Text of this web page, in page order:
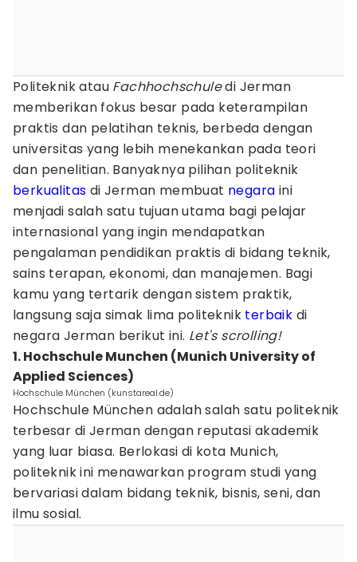
Politeknik atau Fachhochschuledi Jerman
memberikan fokus besar pada keterampilan
praktis dan pelatihan teknis, berbeda dengan
universitas yang lebih menekankan pada teori
dan penelitian. Banyaknya pilihan politeknik
berkualitas di Jerman membuat negara ini
menjadi salah satu tujuan utama bagi pelajar
internasional yang ingin mendapatkan
pengalaman pendidikan praktis di bidang teknik,
sains terapan, ekonomi, dan manajemen. Bagi
kamu yang tertarik dengan sistem praktik,
langsung saja simak lima politeknik terbaik di
negara Jerman berikut ini. Let's scrolling!
1. Hochschule Munchen (Munich University of
Applied Sciences)
Hochschule München (kunstareal.de)
Hochschule München adalah salah satu politeknik
terbesar di Jerman dengan reputasi akademik
yang luar biasa. Berlokasi di kota Munich,
politeknik ini menawarkan program studi yang
bervariasi dalam bidang teknik, bisnis, seni, dan
ilmu sosial.